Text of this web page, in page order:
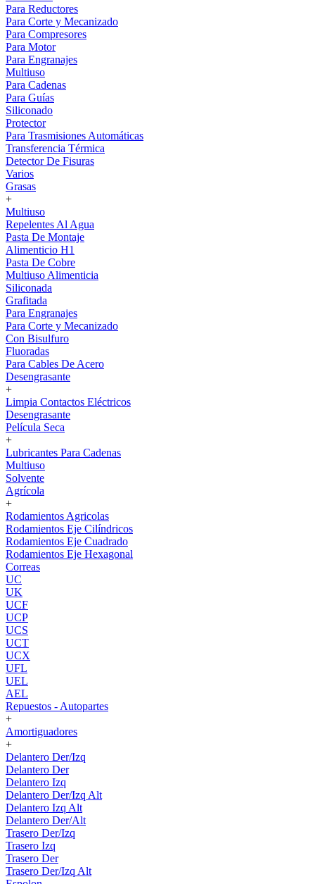
Para Reductores
Para Corte y Mecanizado
Para Compresores
Para Motor
Para Engranajes
Multiuso
Para Cadenas
Para Guías
Siliconado
Protector
Para Trasmisiones Automáticas
Transferencia Térmica
Detector De Fisuras
Varios
Grasas
+
Multiuso
Repelentes Al Agua
Pasta De Montaje
Alimenticio H1
Pasta De Cobre
Multiuso Alimenticia
Siliconada
Grafitada
Para Engranajes
Para Corte y Mecanizado
Con Bisulfuro
Fluoradas
Para Cables De Acero
Desengrasante
+
Limpia Contactos Eléctricos
Desengrasante
Película Seca
+
Lubricantes Para Cadenas
Multiuso
Solvente
Agrícola
+
Rodamientos Agricolas
Rodamientos Eje Cilíndricos
Rodamientos Eje Cuadrado
Rodamientos Eje Hexagonal
Correas
UC
UK
UCF
UCP
UCS
UCT
UCX
UFL
UEL
AEL
Repuestos - Autopartes
+
Amortiguadores
+
Delantero Der/Izq
Delantero Der
Delantero Izq
Delantero Der/Izq Alt
Delantero Izq Alt
Delantero Der/Alt
Trasero Der/Izq
Trasero Izq
Trasero Der
Trasero Der/Izq Alt